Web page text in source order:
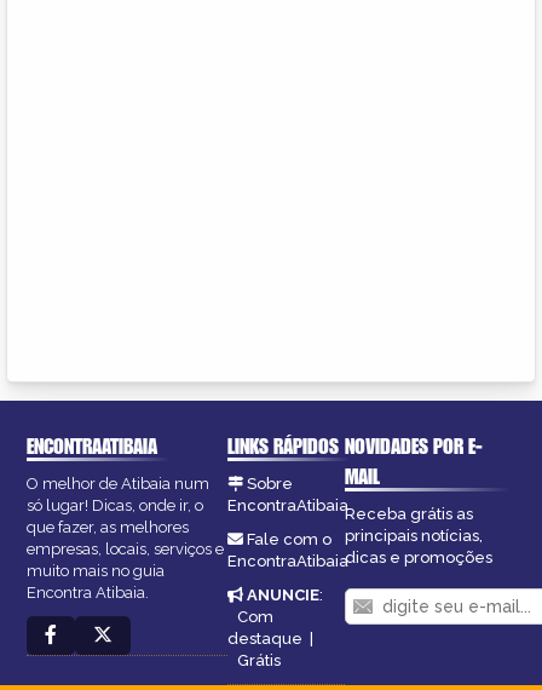
ENCONTRAATIBAIA
O melhor de Atibaia num
só lugar! Dicas, onde ir, o
que fazer, as melhores
empresas, locais, serviços e
muito mais no guia
Encontra Atibaia.
LINKS RÁPIDOS
Sobre
EncontraAtibaia
Fale com o
EncontraAtibaia
ANUNCIE:
Com
destaque |
Grátis
NOVIDADES POR E-
MAIL
Receba grátis as
principais notícias,
dicas e promoções